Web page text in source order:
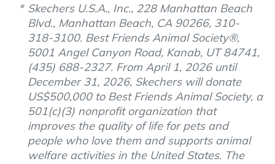
Skechers U.S.A., Inc., 228 Manhattan Beach
Blvd., Manhattan Beach, CA 90266, 310-
318-3100. Best Friends Animal Society®,
5001 Angel Canyon Road, Kanab, UT 84741,
(435) 688-2327. From April 1, 2026 until
December 31, 2026, Skechers will donate
US$500,000 to Best Friends Animal Society, a
501(c)(3) nonprofit organization that
improves the quality of life for pets and
people who love them and supports animal
welfare activities in the United States. The